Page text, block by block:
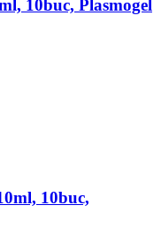
10buc, Plasmogel
10buc,